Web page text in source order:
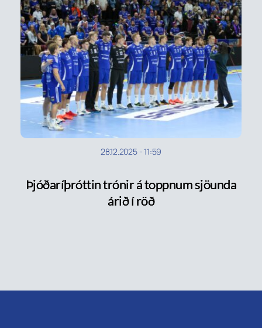
28.12.2025-11:59
Þjóðaríþróttin trónir á toppnum sjöunda
árið í röð